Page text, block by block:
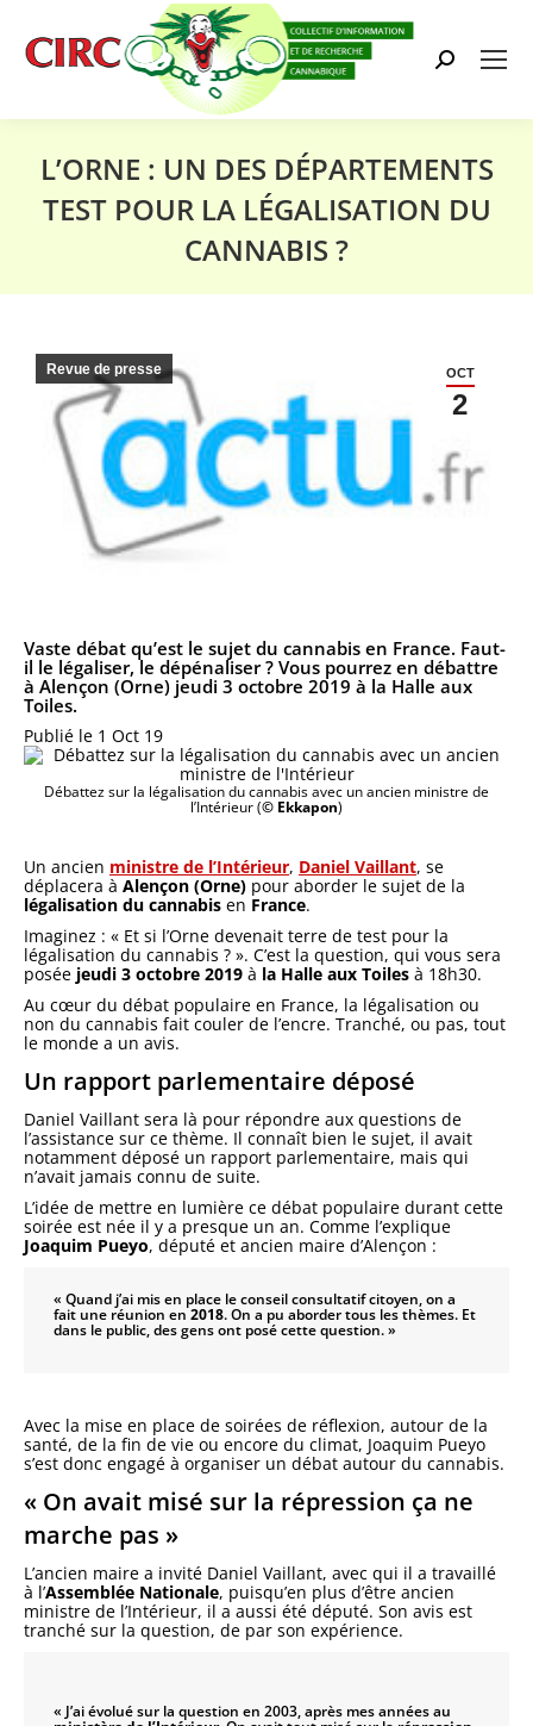
Search:
L’ORNE : UN DES DÉPARTEMENTS
TEST POUR LA LÉGALISATION DU
CANNABIS ?
OCT
2
Revue de presse
Vaste débat qu’est le sujet du cannabis en France. Faut-
il le légaliser, le dépénaliser ? Vous pourrez en débattre
à Alençon (Orne) jeudi 3 octobre 2019 à la Halle aux
Toiles.
Publié le 1 Oct 19
Débattez sur la légalisation du cannabis avec un ancien ministre de
l’Intérieur (© Ekkapon)
Un ancien ministre de l’Intérieur, Daniel Vaillant, se
déplacera à Alençon (Orne) pour aborder le sujet de la
légalisation du cannabis en France.
Imaginez : « Et si l’Orne devenait terre de test pour la
légalisation du cannabis ? ». C’est la question, qui vous sera
posée jeudi 3 octobre 2019 à la Halle aux Toiles à 18h30.
Au cœur du débat populaire en France, la légalisation ou
non du cannabis fait couler de l’encre. Tranché, ou pas, tout
le monde a un avis.
Un rapport parlementaire déposé
Daniel Vaillant sera là pour répondre aux questions de
l’assistance sur ce thème. Il connaît bien le sujet, il avait
notamment déposé un rapport parlementaire, mais qui
n’avait jamais connu de suite.
L’idée de mettre en lumière ce débat populaire durant cette
soirée est née il y a presque un an. Comme l’explique
Joaquim Pueyo, député et ancien maire d’Alençon :
« Quand j’ai mis en place le conseil consultatif citoyen, on a
fait une réunion en2018. On a pu aborder tous les thèmes. Et
dans le public, des gens ont posé cette question. »
Avec la mise en place de soirées de réflexion, autour de la
santé, de la fin de vie ou encore du climat, Joaquim Pueyo
s’est donc engagé à organiser un débat autour du cannabis.
« On avait misé sur la répression ça ne
marche pas »
L’ancien maire a invité Daniel Vaillant, avec qui il a travaillé
à l’Assemblée Nationale, puisqu’en plus d’être ancien
ministre de l’Intérieur, il a aussi été député. Son avis est
tranché sur la question, de par son expérience.
« J’ai évolué sur la question en 2003, après mes années au